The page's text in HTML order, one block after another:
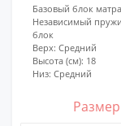
Базовый блок
Независимый
блок
Верх: Средний
Высота (см): 18
Низ: Средний
Размер